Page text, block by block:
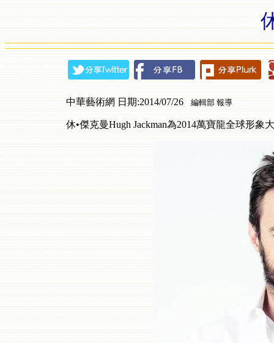
中華藝術網 日期:2014/07/26 編輯部 報導
休•傑克曼Hugh Jackman為2014萬寶龍全球形象